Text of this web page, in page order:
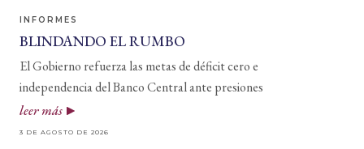
INFORMES
BLINDANDO EL RUMBO
El Gobierno refuerza las metas de déficit cero e
independencia del Banco Central ante presiones
leer más
3 DE AGOSTO DE 2026